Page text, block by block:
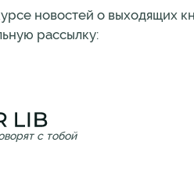
новостей о выходящих
рассылку:
с тобой